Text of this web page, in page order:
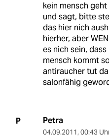
kein mensch
und sagt, bitte
das hier nich
hierher, aber
es nich sein,
mensch kommt
antiraucher tut
salonfähig
P Petra
04.09.2011, 00:43